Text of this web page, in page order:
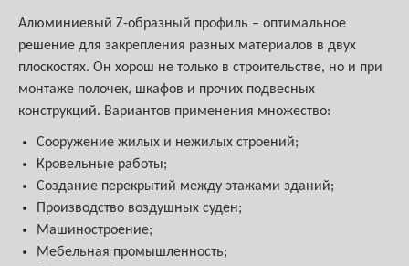
Алюминиевый Z-образный профиль – оптимальное
решение для закрепления разных материалов в двух
плоскостях. Он хорош не только в строительстве, но и при
монтаже полочек, шкафов и прочих подвесных
конструкций. Вариантов применения множество:
Сооружение жилых и нежилых строений;
Кровельные работы;
Создание перекрытий между этажами зданий;
Производство воздушных суден;
Машиностроение;
Мебельная промышленность;